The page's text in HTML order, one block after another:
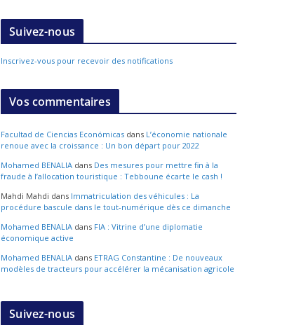
Suivez-nous
Inscrivez-vous pour recevoir des notifications
Vos commentaires
Facultad de Ciencias Económicas dans L’économie nationale
renoue avec la croissance : Un bon départ pour 2022
Mohamed BENALIA dans Des mesures pour mettre fin à la
fraude à l’allocation touristique : Tebboune écarte le cash !
Mahdi Mahdi dans Immatriculation des véhicules : La
procédure bascule dans le tout-numérique dès ce dimanche
Mohamed BENALIA dans FIA : Vitrine d’une diplomatie
économique active
Mohamed BENALIA dans ETRAG Constantine : De nouveaux
modèles de tracteurs pour accélérer la mécanisation agricole
Suivez-nous